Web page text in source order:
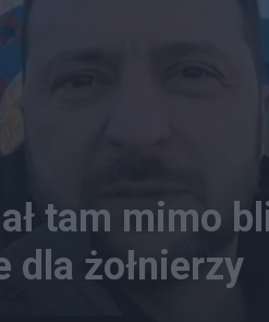
tam mimo
dla żołnierzy